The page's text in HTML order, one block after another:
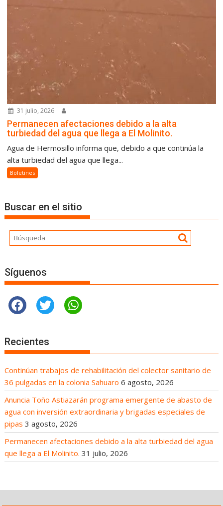
31 julio, 2026
Permanecen afectaciones debido a la alta
turbiedad del agua que llega a El Molinito.
Agua de Hermosillo informa que, debido a que continúa la
alta turbiedad del agua que llega...
Boletines
Buscar en el sitio
Síguenos
Recientes
Continúan trabajos de rehabilitación del colector sanitario de
36 pulgadas en la colonia Sahuaro 6 agosto, 2026
Anuncia Toño Astiazarán programa emergente de abasto de
agua con inversión extraordinaria y brigadas especiales de
pipas 3 agosto, 2026
Permanecen afectaciones debido a la alta turbiedad del agua
que llega a El Molinito. 31 julio, 2026